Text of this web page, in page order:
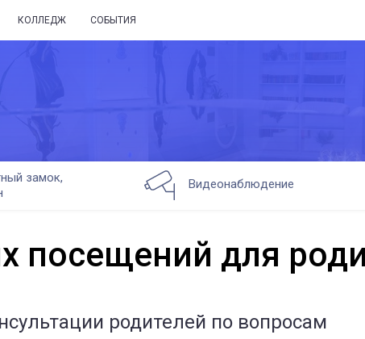
КОЛЛЕДЖ СОБЫТИЯ
замок,
Видеонаблюдение
посещений для
родителей по вопросам